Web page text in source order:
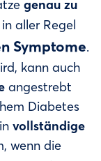
genau zu
aller Regel
Symptome.
kann auch
angestrebt
Diabetes
vollständige
wenn die